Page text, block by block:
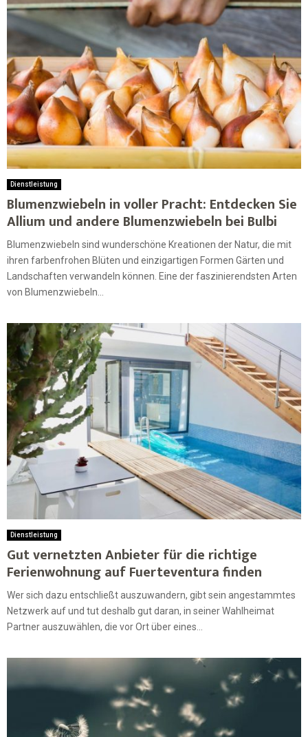
Dienstleistung
Blumenzwiebeln in voller Pracht: Entdecken Sie
Allium und andere Blumenzwiebeln bei Bulbi
Blumenzwiebeln sind wunderschöne Kreationen der Natur, die mit
ihren farbenfrohen Blüten und einzigartigen Formen Gärten und
Landschaften verwandeln können. Eine der faszinierendsten Arten
von Blumenzwiebeln...
Dienstleistung
Gut vernetzten Anbieter für die richtige
Ferienwohnung auf Fuerteventura finden
Wer sich dazu entschließt auszuwandern, gibt sein angestammtes
Netzwerk auf und tut deshalb gut daran, in seiner Wahlheimat
Partner auszuwählen, die vor Ort über eines...